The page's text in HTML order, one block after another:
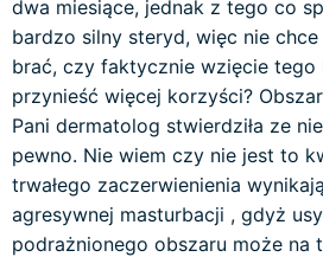
dwa miesiące, jednak z tego co
bardzo silny steryd, więc nie
brać, czy faktycznie wzięcie tego
przynieść więcej korzyści?
Pani dermatolog stwierdziła ze
pewno. Nie wiem czy nie jest to
trwałego zaczerwienienia
agresywnej masturbacji , gdyż
podrażnionego obszaru może na